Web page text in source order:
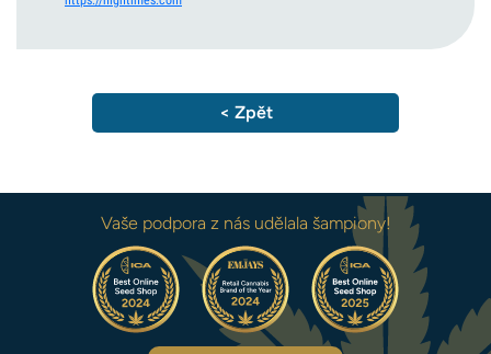
< Zpět
Vaše podpora z nás udělala šampiony!